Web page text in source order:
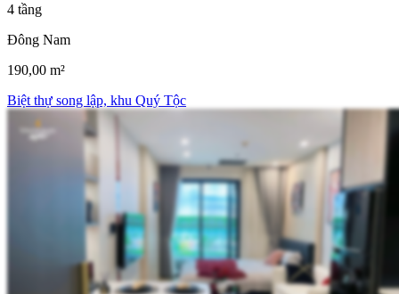
4 tầng
Đông Nam
190,00 m²
Biệt thự song lập, khu Quý Tộc